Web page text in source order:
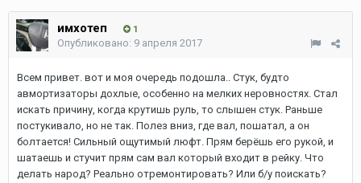
имхотеп 1
Опубликовано: 9 апреля 2017
Всем привет. вот и моя очередь подошла.. Стук, будто
авмортизаторы дохлые, особенно на мелких неровностях. Стал
искать причину, когда крутишь руль, то слышен стук. Раньше
постукивало, но не так. Полез вниз, где вал, пошатал, а он
болтается! Сильный ощутимый люфт. Прям берёшь его рукой, и
шатаешь и стучит прям сам вал который входит в рейку. Что
делать народ? Реально отремонтировать? Или б/у поискать?